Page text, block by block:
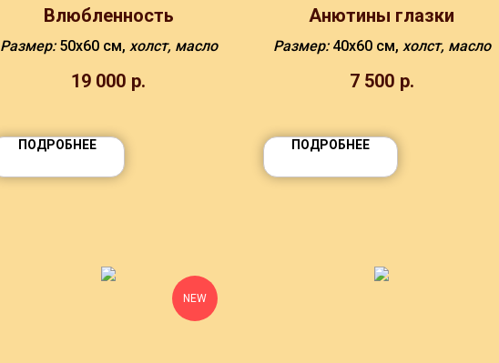
Влюбленность
Размер: 50х60 см, холст, масло
19 000 р.
ПОДРОБНЕЕ
Анютины глазки
Размер: 40х60 см, холст, масло
7 500 р.
ПОДРОБНЕЕ
NEW